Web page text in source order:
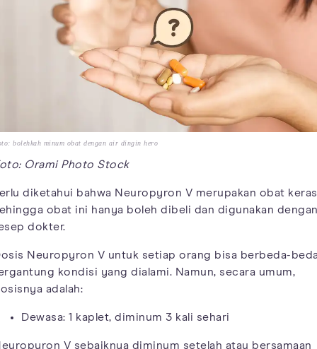
bolehkah minum obat dengan air dingin hero
Orami Photo Stock
diketahui bahwa Neuropyron V merupakan obat
obat ini hanya boleh dibeli dan digunakan
dokter.
Neuropyron V untuk setiap orang bisa berbeda-
kondisi yang dialami. Namun, secara umum,
adalah:
Dewasa: 1 kaplet, diminum 3 kali sehari
V sebaiknya diminum setelah atau bersamaan